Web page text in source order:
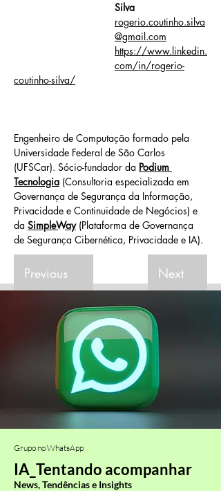
Silva
rogerio.coutinho.silva
@gmail.com
https://www.linkedin.
com/in/rogerio-
coutinho-silva/
Engenheiro de Computação formado pela
Universidade Federal de São Carlos
(UFSCar). Sócio-fundador da Podium
Tecnologia (Consultoria especializada em
Governança de Segurança da Informação,
Privacidade e Continuidade de Negócios) e
da SimpleWay (Plataforma de Governança
de Segurança Cibernética, Privacidade e IA).
Previous Next
Grupo no WhatsApp
IA_Tentando acompanhar
News, Tendências e Insights